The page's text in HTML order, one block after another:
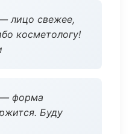
лицо свежее,
косметологу!
— форма
Буду